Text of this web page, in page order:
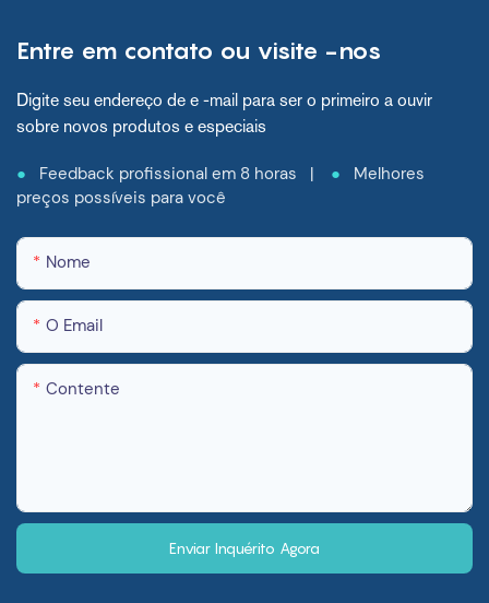
Entre em contato ou visite -nos
Digite seu endereço de e -mail para ser o primeiro a ouvir
sobre novos produtos e especiais
● Feedback profissional em 8 horas | ●
Melhores
preços possíveis para você
Nome
O Email
Contente
Enviar Inquérito Agora